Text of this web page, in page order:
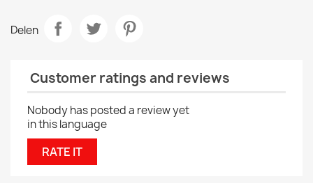
Delen
Customer ratings and reviews
Nobody has posted a review yet
in this language
RATE IT